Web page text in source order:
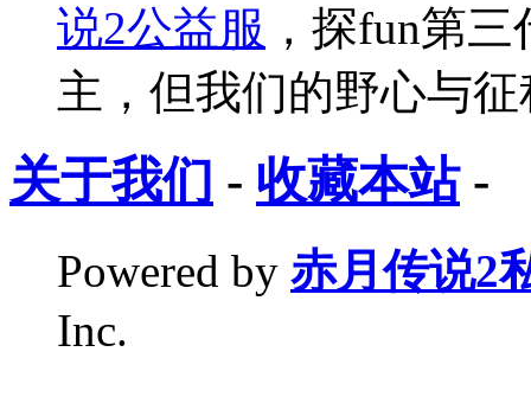
说2公益服 ，探fun第
主，但我们的野心与
关于我们 - 收藏本站-
Powered by 赤月传说2
Inc.